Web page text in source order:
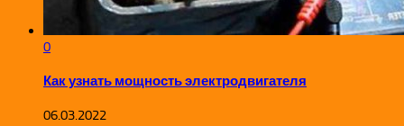
0
Как узнать мощность электродвигателя
06.03.2022